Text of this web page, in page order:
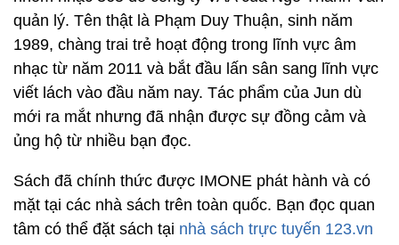
quản lý. Tên thật là Phạm Duy Thuận, sinh năm
1989, chàng trai trẻ hoạt động trong lĩnh vực âm
nhạc từ năm 2011 và bắt đầu lấn sân sang lĩnh vực
viết lách vào đầu năm nay. Tác phẩm của Jun dù
mới ra mắt nhưng đã nhận được sự đồng cảm và
ủng hộ từ nhiều bạn đọc.
Sách đã chính thức được IMONE phát hành và có
mặt tại các nhà sách trên toàn quốc. Bạn đọc quan
tâm có thể đặt sách tại nhà sách trực tuyến 123.vn